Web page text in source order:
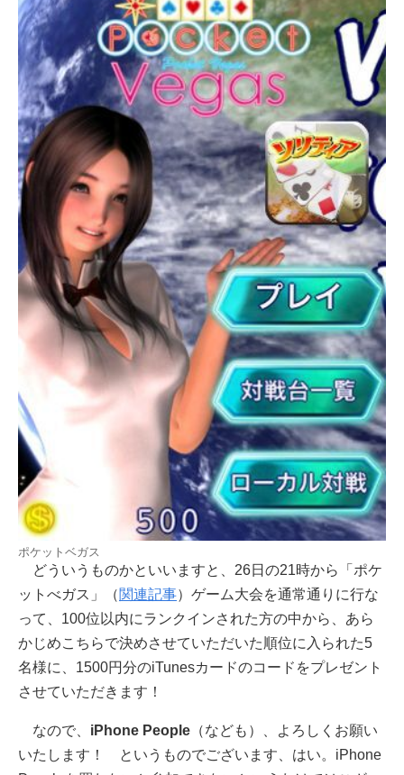
ポケットベガス
どういうものかといいますと、26日の21時から「ポケ
ットべガス」（関連記事）ゲーム大会を通常通りに行な
って、100位以内にランクインされた方の中から、あら
かじめこちらで決めさせていただいた順位に入られた5
名様に、1500円分のiTunesカードのコードをプレゼント
させていただきます！
なので、 iPhone People （なども）、よろしくお願い
いたします！ というものでございます、はい。iPhone